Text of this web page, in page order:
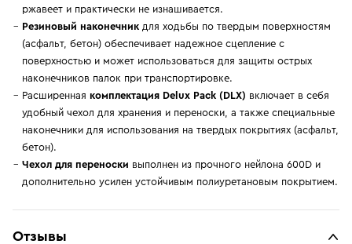
ржавеет и практически не изнашивается.
Резиновый наконечник для ходьбы по твердым поверхностям
(асфальт, бетон) обеспечивает надежное сцепление с
поверхностью и может использоваться для защиты острых
наконечников палок при транспортировке.
Расширенная комплектация Delux Pack (DLX) включает в себя
удобный чехол для хранения и переноски, а также специальные
наконечники для использования на твердых покрытиях (асфальт,
бетон).
Чехол для переноски выполнен из прочного нейлона 600D и
дополнительно усилен устойчивым полиуретановым покрытием.
Отзывы